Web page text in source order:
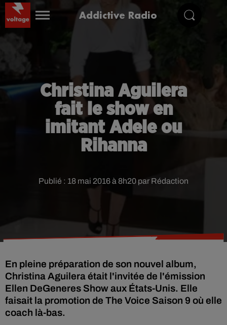
Addictive Radio
Christina Aguilera
fait le show en
imitant Adele ou
Rihanna
Publié : 18 mai 2016 à 8h20 par Rédaction
En pleine préparation de son nouvel album,
Christina Aguilera était l'invitée de l'émission
Ellen DeGeneres Show aux États-Unis. Elle
faisait la promotion de The Voice Saison 9 où elle
coach là-bas.